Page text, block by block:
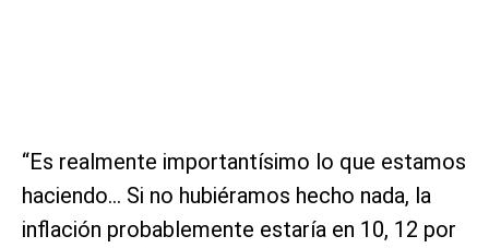
“Es realmente importantísimo lo que estamos
haciendo… Si no hubiéramos hecho nada, la
inflación probablemente estaría en 10, 12 por